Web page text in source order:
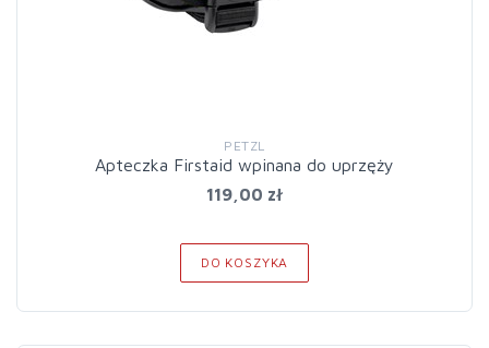
PETZL
Apteczka Firstaid wpinana do uprzęży
119,00 zł
DO KOSZYKA